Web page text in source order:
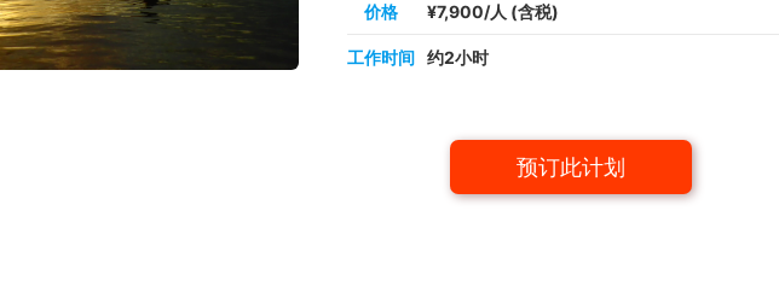
价格 ¥7,900/人 (含税)
工作时间 约2小时
预订此计划